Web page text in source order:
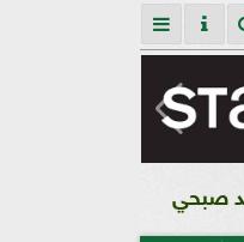
صبحي